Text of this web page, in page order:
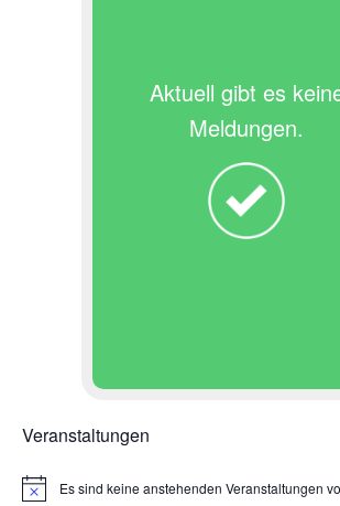
Aktuell gibt es
Meldungen.
Veranstaltungen
H
Es sind keine anstehenden Veranstaltungen